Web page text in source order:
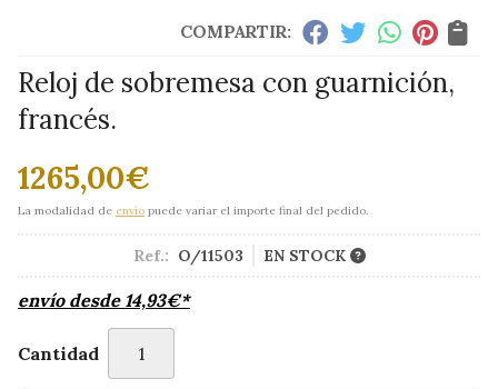
COMPARTIR:
Reloj de sobremesa con guarnición,
francés.
1265,00€
La modalidad de envío puede variar el importe final del pedido.
Ref.: O/11503 EN STOCK
envío desde 14,93€*
Cantidad